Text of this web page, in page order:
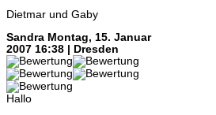
Dietmar und Gaby
Sandra Montag, 15. Januar
2007 16:38 | Dresden
Hallo